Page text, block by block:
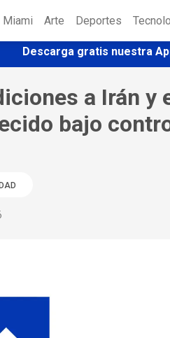
Miami Arte Deportes
Descarga gratis nuestra
a Irán y
bajo